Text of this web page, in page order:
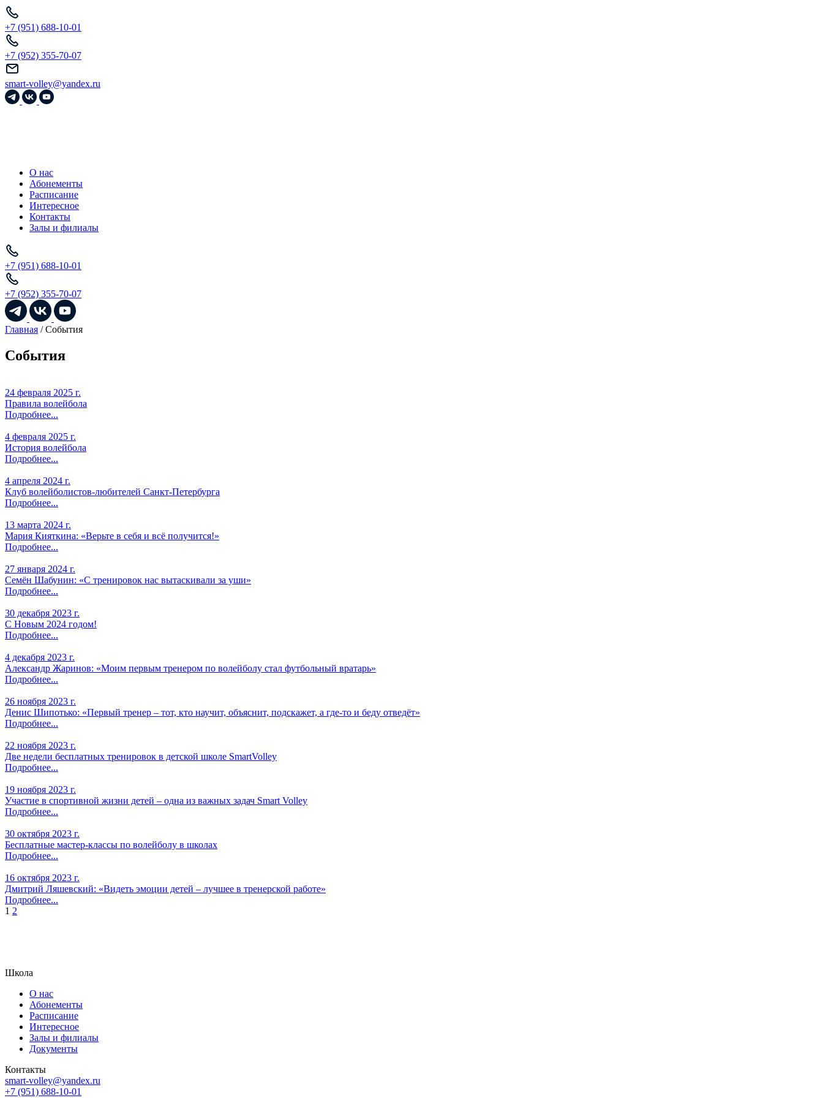
+7 (951) 688-10-01
+7 (952) 355-70-07
smart-volley@yandex.ru
О нас
Абонементы
Расписание
Интересное
Контакты
Залы и филиалы
+7 (951) 688-10-01
+7 (952) 355-70-07
Главная /События
События
24 февраля 2025 г.
Правила волейбола
Подробнее...
4 февраля 2025 г.
История волейбола
Подробнее...
4 апреля 2024 г.
Клуб волейболистов-любителей Санкт-Петербурга
Подробнее...
13 марта 2024 г.
Мария Кияткина: «Верьте в себя и всё получится!»
Подробнее...
27 января 2024 г.
Семён Шабунин: «С тренировок нас вытаскивали за уши»
Подробнее...
30 декабря 2023 г.
С Новым 2024 годом!
Подробнее...
4 декабря 2023 г.
Александр Жаринов: «Моим первым тренером по волейболу стал футбольный вратарь»
Подробнее...
26 ноября 2023 г.
Денис Шипотько: «Первый тренер – тот, кто научит, объяснит, подскажет, а где-то и беду отведёт»
Подробнее...
22 ноября 2023 г.
Две недели бесплатных тренировок в детской школе SmartVolley
Подробнее...
19 ноября 2023 г.
Участие в спортивной жизни детей – одна из важных задач Smart Volley
Подробнее...
30 октября 2023 г.
Бесплатные мастер-классы по волейболу в школах
Подробнее...
16 октября 2023 г.
Дмитрий Ляшевский: «Видеть эмоции детей – лучшее в тренерской работе»
Подробнее...
Пагинация
1 2
Школа
О нас
Абонементы
Расписание
Интересное
Залы и филиалы
Документы
Контакты
smart-volley@yandex.ru
+7 (951) 688-10-01